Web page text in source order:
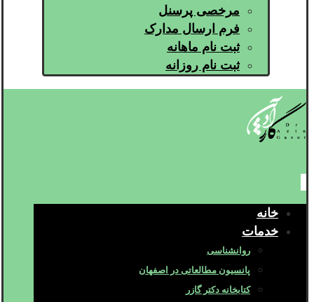
مرخصی پرسنل
فرم ارسال مدارک
ثبت نام ماهانه
ثبت نام روزانه
خانه
خدمات
روانشناسی
پانسیون مطالعاتی در اصفهان
کتابخانه دکتر گازر